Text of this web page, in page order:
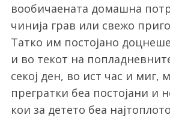
вообичаената домашна
чинија грав или свежо
Татко им постојано
и во текот на
секој ден, во ист час и миг,
прегратки беа постојани и
кои за детето беа